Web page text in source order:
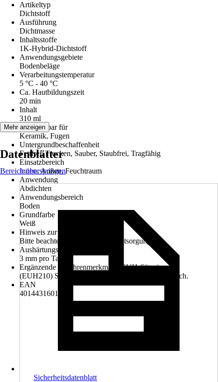
Artikeltyp
Dichtstoff
Ausführung
Dichtmasse
Inhaltsstoffe
1K-Hybrid-Dichtstoff
Anwendungsgebiete
Bodenbeläge
Verarbeitungstemperatur
5 °C - 40 °C
Ca. Hautbildungszeit
20 min
Inhalt
310 ml
Verwendbar für
Keramik, Fugen
Untergrundbeschaffenheit
Fettfrei, Trocken, Sauber, Staubfrei, Tragfähig
Einsatzbereich
Innen, Außen, Feuchtraum
Anwendung
Abdichten
Anwendungsbereich
Boden
Grundfarbe
Weiß
Hinweis zur Entsorgung
Bitte beachte die Hinweise zur Entsorgung
Aushärtungszeit
3 mm pro Tag
Ergänzende Gefahrenmerkmale (EUH-Sätze)
(EUH210) Sicherheitsdatenblatt auf Anfrage erhältlich.
EAN
4014431601107
Mehr anzeigen
Datenblätter
Bereich überspringen
Sicherheitsdatenblatt